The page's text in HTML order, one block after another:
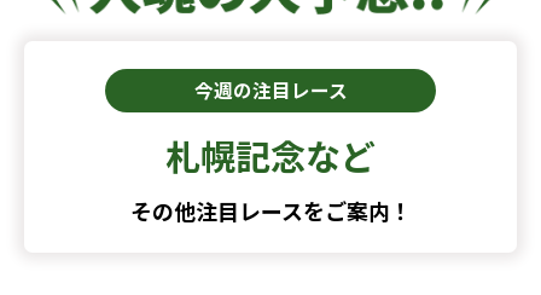
今週の注目レース
札幌記念など
その他注目レースをご案内！